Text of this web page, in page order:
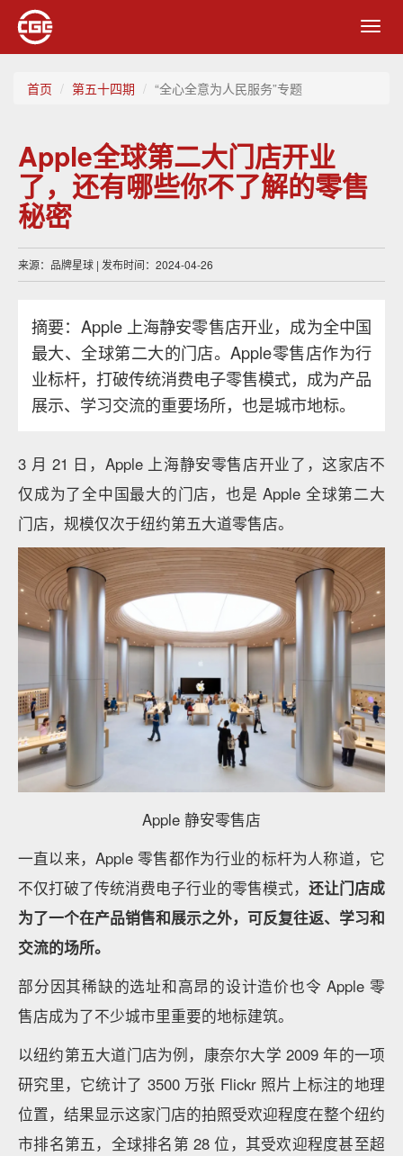
首页 第五十四期 “全心全意为人民服务”专题
Apple全球第二大门店开业
了，还有哪些你不了解的零售
秘密
来源：品牌星球 | 发布时间：2024-04-26
摘要：Apple 上海静安零售店开业，成为全中国
最大、全球第二大的门店。Apple零售店作为行
业标杆，打破传统消费电子零售模式，成为产品
展示、学习交流的重要场所，也是城市地标。
3 月 21 日，Apple 上海静安零售店开业了，这家店不
仅成为了全中国最大的门店，也是 Apple 全球第二大
门店，规模仅次于纽约第五大道零售店。
Apple 静安零售店
一直以来，Apple 零售都作为行业的标杆为人称道，它
不仅打破了传统消费电子行业的零售模式， 还让门店成
为了一个在产品销售和展示之外，可反复往返、学习和
交流的场所。
部分因其稀缺的选址和高昂的设计造价也令 Apple 零
售店成为了不少城市里重要的地标建筑。
以纽约第五大道门店为例，康奈尔大学 2009 年的一项
研究里，它统计了 3500 万张 Flickr 照片上标注的地理
位置，结果显示这家门店的拍照受欢迎程度在整个纽约
市排名第五，全球排名第 28 位，其受欢迎程度甚至超